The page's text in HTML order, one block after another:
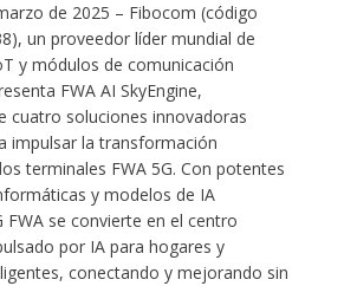
de 2025 – Fibocom (código
un proveedor líder mundial de
y módulos de comunicación
FWA AI SkyEngine,
cuatro soluciones innovadoras
impulsar la transformación
terminales FWA 5G. Con potentes
y modelos de IA
FWA se convierte en el centro
por IA para hogares y
conectando y mejorando sin